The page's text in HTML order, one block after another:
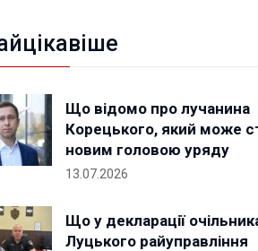
Що відомо про лучанина
Корецького, який може
новим головою уряду
13.07.2026
Що у декларації
Луцького райуправління